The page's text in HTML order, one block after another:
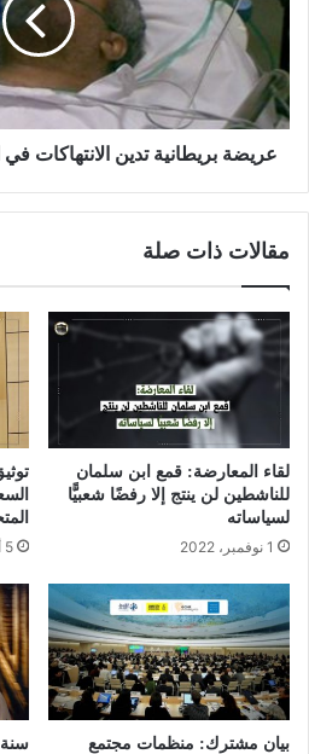
عريضة بريطانية تدين الانتهاكات
مقالات ذات صلة
لقاء المعارضة: قمع ابن سلمان
للناشطين لن ينتج إلا رفضًا شعبيًّا
لسياساته
1 نوفمبر، 2022
5 أكتوبر، 2022
بيان مشترك: منظمات مجتمع